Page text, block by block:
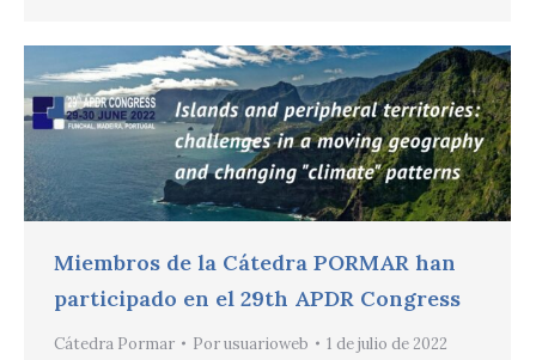
Miembros de la Cátedra PORMAR han
participado en el 29th APDR Congress
Cátedra Pormar Porusuarioweb 1 de julio de 2022